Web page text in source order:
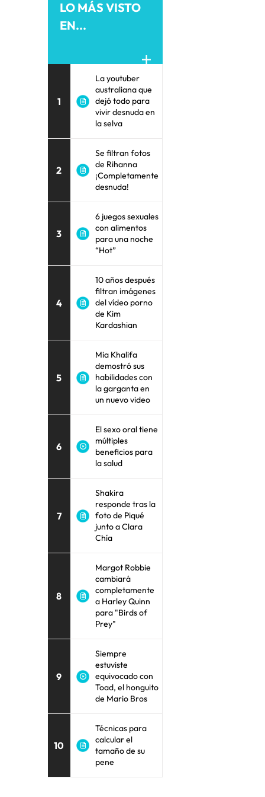
LO MÁS VISTO
EN...
1
La youtuber
australiana que
dejó todo para
vivir desnuda en
la selva
2
Se filtran fotos
de Rihanna
¡Completamente
desnuda!
3
6 juegos sexuales
con alimentos
para una noche
“Hot”
4
10 años después
filtran imágenes
del vídeo porno
de Kim
Kardashian
5
Mia Khalifa
demostró sus
habilidades con
la garganta en
un nuevo video
6
El sexo oral tiene
múltiples
beneficios para
la salud
7
Shakira
responde tras la
foto de Piqué
junto a Clara
Chía
8
Margot Robbie
cambiará
completamente
a Harley Quinn
para "Birds of
Prey"
9
Siempre
estuviste
equivocado con
Toad, el honguito
de Mario Bros
10
Técnicas para
calcular el
tamaño de su
pene